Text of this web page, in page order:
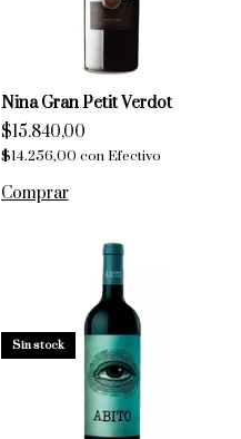
Nina Gran Petit Verdot
$15.840,00
$14.256,00 con Efectivo
Sin stock